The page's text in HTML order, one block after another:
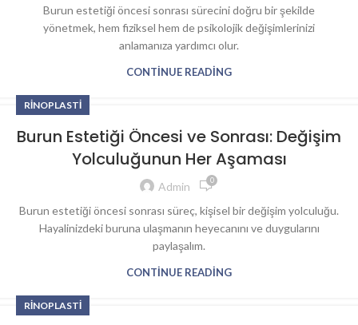
Burun estetiği öncesi sonrası sürecini doğru bir şekilde
yönetmek, hem fiziksel hem de psikolojik değişimlerinizi
anlamanıza yardımcı olur.
CONTINUE READING
RINOPLASTI
Burun Estetiği Öncesi ve Sonrası: Değişim
Yolculuğunun Her Aşaması
Admin 0
Burun estetiği öncesi sonrası süreç, kişisel bir değişim yolculuğu.
Hayalinizdeki buruna ulaşmanın heyecanını ve duygularını
paylaşalım.
CONTINUE READING
RINOPLASTI